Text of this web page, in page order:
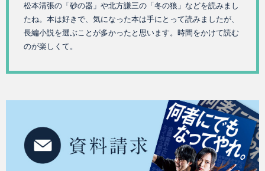
松本清張の「砂の器」や北方謙三の「冬の狼」などを読みまし
たね。本は好きで、気になった本は手にとって読みましたが、
長編小説を選ぶことが多かったと思います。時間をかけて読む
のが楽しくて。